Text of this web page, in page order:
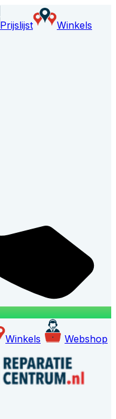
Prijslijst Winkels
Winkels Webshop